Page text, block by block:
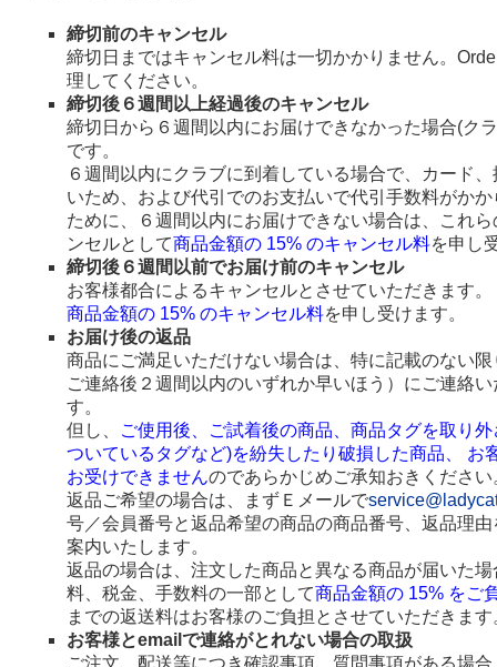
締切前のキャンセル
締切日まではキャンセル料は一切かかりません。
理してください。
締切後６週間以上経過後のキャンセル
締切日から６週間以内にお届けできなかった場合(ク
です。
６週間以内にクラブに到着している場合で、カード
いため、および代引でのお支払いで代引手数料がか
ために、６週間以内にお届けできない場合は、これ
ンセルとして商品金額の 15% のキャンセル料を申し
締切後６週間以前でお届け前のキャンセル
お客様都合によるキャンセルとさせていただきます。
商品金額の 15% のキャンセル料を申し受けます。
お届け後の返品
商品にご満足いただけない場合は、特に記載のない
ご連絡後２週間以内のいずれか早いほう）にご連絡
す。
但し、
ご使用後、ご試着後の商品、商品タグを取り
ついているタグなど)を紛失したり破損した商品、
お受けできませんのであらかじめご承知おきください
返品ご希望の場合は、まずＥメールで
号／会員番号と返品希望の商品の商品番号、返品理
案内いたします。
返品の場合は、注文した商品と異なる商品が届いた
料、税金、手数料の一部として商品金額の 15% をご
までの返送料はお客様のご負担とさせていただきます
お客様とemailで連絡がとれない場合の取扱
ご注文、配送等につき確認事項、質問事項がある場